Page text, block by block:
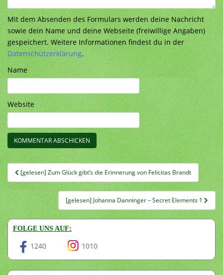
Mit dem Absenden des Formulars werden deine Nachricht
sowie dein Name und deine Webseite (freiwillige Angaben)
gespeichert. Weitere Informationen findest du in der
Datenschutzerklärung.
Name
Website
Beitragsnavigation
[gelesen] Zum Glück gibt’s die Erinnerung von Felicitas Brandt
[gelesen] Johanna Danninger – Secret Elements 1
FOLGE UNS AUF:
1240 1010